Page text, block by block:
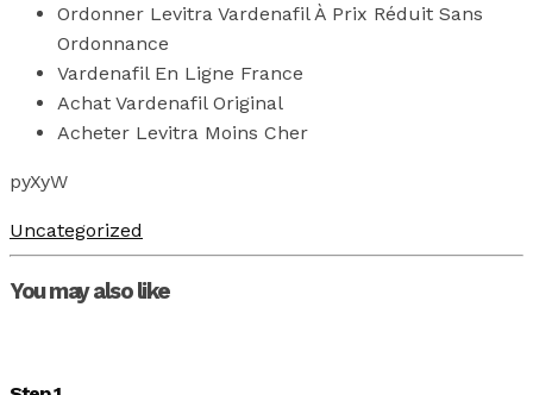
Ordonner Levitra Vardenafil À Prix Réduit Sans
Ordonnance
Vardenafil En Ligne France
Achat Vardenafil Original
Acheter Levitra Moins Cher
pyXyW
Uncategorized
You may also like